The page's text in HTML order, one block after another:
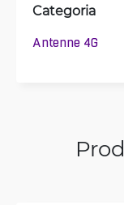
Categoria
Antenne 4G